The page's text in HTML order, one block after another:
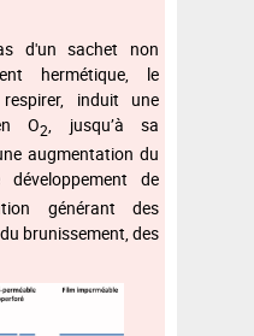
d'un sachet non
hermétique, le
induit une
O2, jusqu’à sa
augmentation du
de
générant des
brunissement, des